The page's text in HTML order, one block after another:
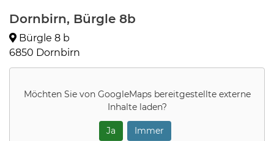
Dornbirn, Bürgle 8b
Bürgle 8 b
6850 Dornbirn
Möchten Sie von GoogleMapsbereitgestellte externe
Inhalte laden?
Ja Immer